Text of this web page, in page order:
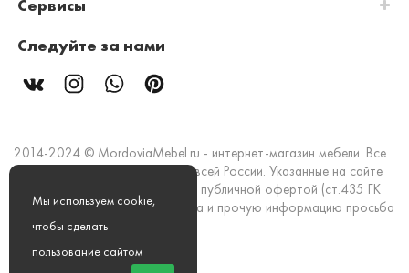
Сервисы
Следуйте за нами
2014-2024 © MordoviaMebel.ru - интернет-магазин мебели. Все
права защищены. Доставка по всей России. Указанные на сайте
цены и информация не являются публичной офертой (ст.435 ГК
РФ). Стоимость, наличие товара и прочую информацию просьба
уточнять в офисах продаж.
Мы используем cookie,
чтобы сделать
пользование сайтом